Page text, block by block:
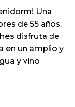
Una
de 55 años.
disfruta de
en un amplio y
y vino